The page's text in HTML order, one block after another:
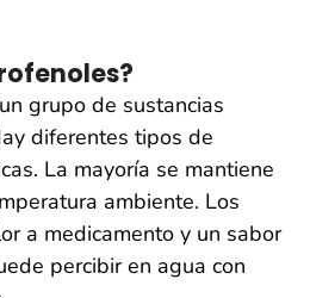
grupo de sustancias
diferentes tipos de
La mayoría se mantiene
ambiente. Los
a medicamento y un sabor
percibir en agua con